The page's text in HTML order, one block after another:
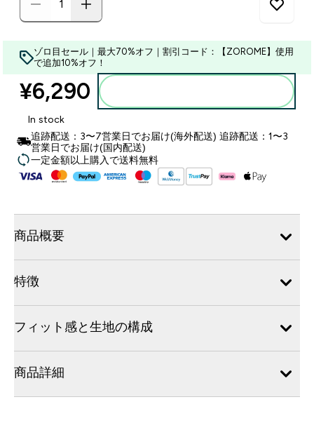
ゾロ目セール｜最大70%オフ｜割引コード：【ZOROME】使用
で追加10%オフ！
¥6,290‎
In stock
追跡配送：3〜7営業日でお届け(海外配送) 追跡配送：1〜3
営業日でお届け(国内配送)
一定金額以上購入で送料無料
商品概要
特徴
フィット感と生地の構成
商品詳細